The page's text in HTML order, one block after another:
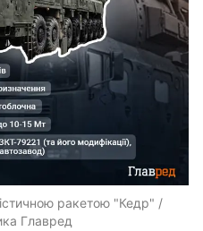
ракетою "Кедр" /
Главред